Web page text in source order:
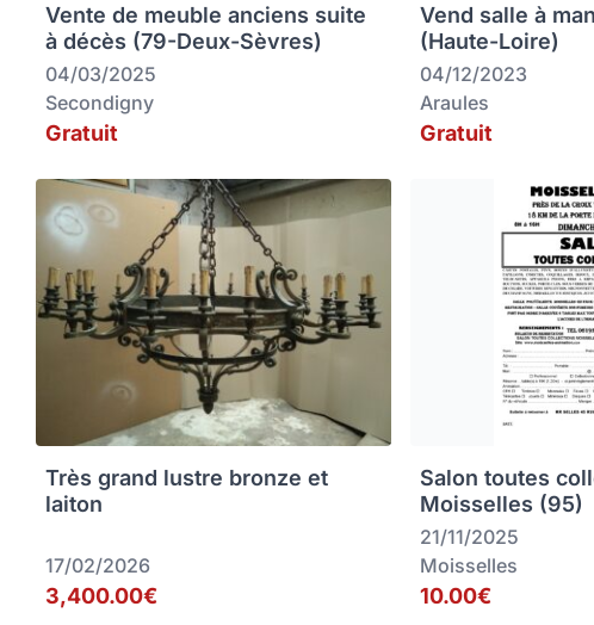
Vente de meuble anciens suite
à décès (79-Deux-Sèvres)
04/03/2025
Secondigny
Gratuit
Vend salle à
(Haute-Loire)
04/12/2023
Araules
Gratuit
Très grand lustre bronze et
laiton
17/02/2026
3,400.00€
Salon toutes
Moisselles (95)
21/11/2025
Moisselles
10.00€